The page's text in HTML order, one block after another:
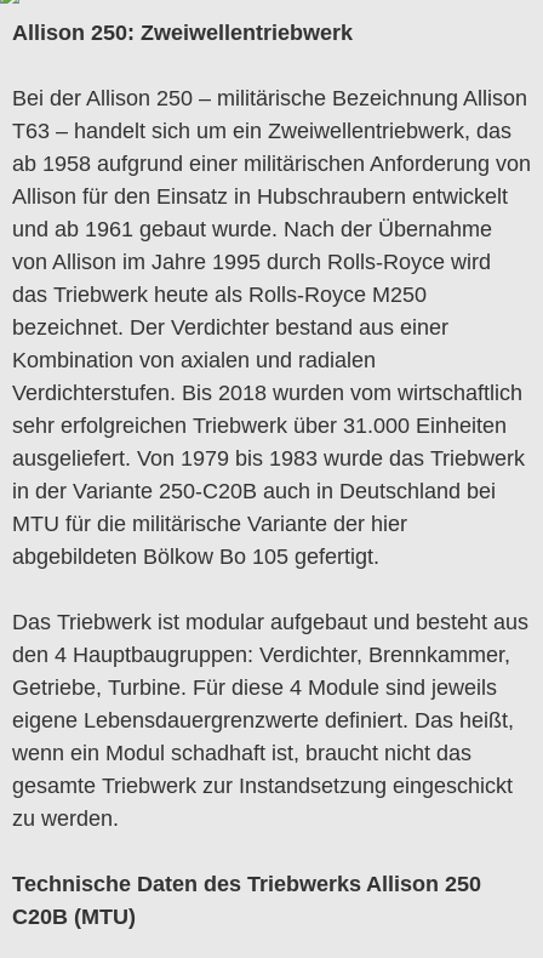
Allison 250: Zweiwellentriebwerk
Bei der Allison 250 – militärische Bezeichnung Allison
T63 – handelt sich um ein Zweiwellentriebwerk, das
ab 1958 aufgrund einer militärischen Anforderung von
Allison für den Einsatz in Hubschraubern entwickelt
und ab 1961 gebaut wurde. Nach der Übernahme
von Allison im Jahre 1995 durch Rolls-Royce wird
das Triebwerk heute als Rolls-Royce M250
bezeichnet. Der Verdichter bestand aus einer
Kombination von axialen und radialen
Verdichterstufen. Bis 2018 wurden vom wirtschaftlich
sehr erfolgreichen Triebwerk über 31.000 Einheiten
ausgeliefert. Von 1979 bis 1983 wurde das Triebwerk
in der Variante 250-C20B auch in Deutschland bei
MTU für die militärische Variante der hier
abgebildeten Bölkow Bo 105 gefertigt.
Das Triebwerk ist modular aufgebaut und besteht aus
den 4 Hauptbaugruppen: Verdichter, Brennkammer,
Getriebe, Turbine. Für diese 4 Module sind jeweils
eigene Lebensdauergrenzwerte definiert. Das heißt,
wenn ein Modul schadhaft ist, braucht nicht das
gesamte Triebwerk zur Instandsetzung eingeschickt
zu werden.
Technische Daten des Triebwerks Allison 250
C20B (MTU)